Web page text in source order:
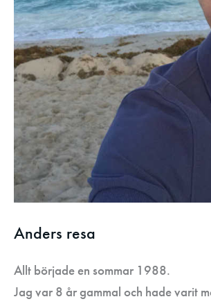
Anders resa
Allt började en sommar 1988.
Jag var 8 år gammal och hade varit